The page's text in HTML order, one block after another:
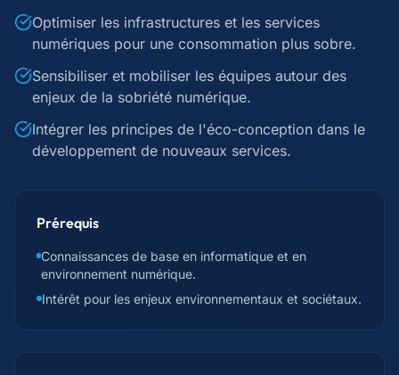
Optimiser les infrastructures et les services
numériques pour une consommation plus sobre.
Sensibiliser et mobiliser les équipes autour des
enjeux de la sobriété numérique.
Intégrer les principes de l'éco-conception dans le
développement de nouveaux services.
Prérequis
Connaissances de base en informatique et en
environnement numérique.
Intérêt pour les enjeux environnementaux et sociétaux.